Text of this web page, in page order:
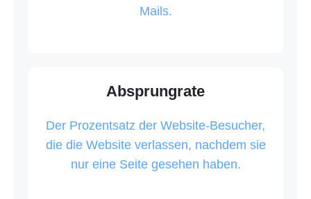
Mails.
Absprungrate
Der Prozentsatz der Website-Besucher,
die die Website verlassen, nachdem sie
nur eine Seite gesehen haben.